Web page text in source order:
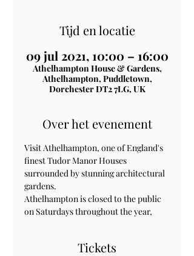
Tijd en locatie
09 jul 2021, 10:00 – 16:00
Athelhampton House & Gardens,
Athelhampton, Puddletown,
Dorchester DT2 7LG, UK
Over het evenement
Visit Athelhampton, one of England's
finest Tudor Manor Houses
surrounded by stunning architectural
gardens.
Athelhampton is closed to the public
on Saturdays throughout the year,
Tickets